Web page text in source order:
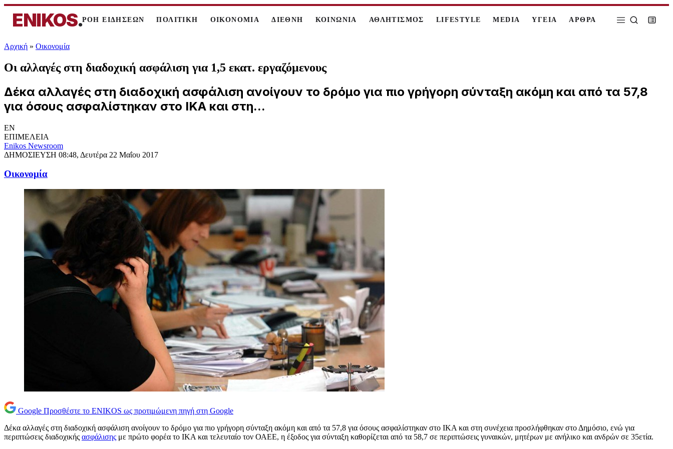
ENIKOS.ΡΟΗ ΕΙΔΗΣΕΩΝ ΠΟΛΙΤΙΚΗ ΟΙΚΟΝΟΜΙΑ ΔΙΕΘΝΗ ΚΟΙΝΩΝΙΑ ΑΘΛΗΤΙΣΜΟΣ LIFESTYLE MEDIA ΥΓΕΙΑ ΑΡΘΡΑ
Αρχική » Oικονομία
Οι αλλαγές στη διαδοχική ασφάλιση για 1,5 εκατ. εργαζόμενους
Δέκα αλλαγές στη διαδοχική ασφάλιση ανοίγουν το δρόμο για πιο γρήγορη σύνταξη ακόμη και από τα 57,8
για όσους ασφαλίστηκαν στο ΙΚΑ και στη...
EN
ΕΠΙΜΕΛΕΙΑ
Enikos Newsroom
ΔΗΜΟΣΙΕΥΣΗ 08:48, Δευτέρα 22 Μαΐου 2017
Oικονομία
Google Προσθέστε το ENIKOS ως προτιμώμενη πηγή στη Google
Δέκα αλλαγές στη διαδοχική ασφάλιση ανοίγουν το δρόμο για πιο γρήγορη σύνταξη ακόμη και από τα 57,8 για όσους ασφαλίστηκαν στο ΙΚΑ και στη συνέχεια προσλήφθηκαν στο Δημόσιο, ενώ για
περιπτώσεις διαδοχικής ασφάλισης με πρώτο φορέα το ΙΚΑ και τελευταίο τον ΟΑΕΕ, η έξοδος για σύνταξη καθορίζεται από τα 58,7 σε περιπτώσεις γυναικών, μητέρων με ανήλικο και ανδρών σε 35ετία.